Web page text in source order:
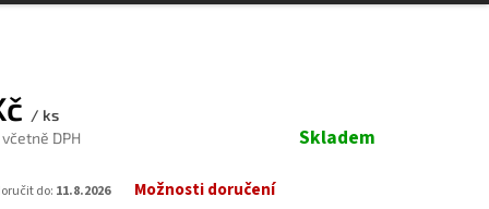
/ ks
DPH
Skladem
do: 11.8.2026 Možnosti doručení